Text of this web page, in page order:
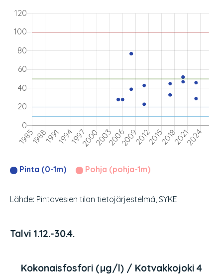
Pinta (0-1m) Pohja (pohja-1m)
Lähde: Pintavesien tilan tietojärjestelmä, SYKE
Talvi 1.12.-30.4.
Kokonaisfosfori (µg/l) / Kotvakkojoki 4